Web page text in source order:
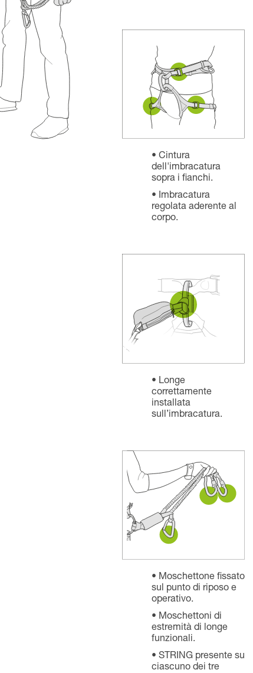
Cintura
dell'imbracatura
sopra i fianchi.
Imbracatura
regolata aderente al
corpo.
Longe
correttamente
installata
sull’imbracatura.
Moschettone fissato
sul punto di riposo e
operativo.
Moschettoni di
estremità di longe
funzionali.
STRING presente su
ciascuno dei tre